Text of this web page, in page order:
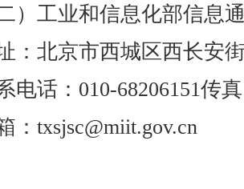
工业和信息化部信息
北京市西城区西长安
话：010-68206151传真
txsjsc@miit.gov.cn